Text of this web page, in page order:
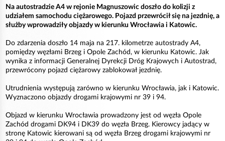
Na autostradzie A4 w rejonie Magnuszowic doszło do kolizji z
udziałem samochodu ciężarowego. Pojazd przewrócił się na jezdnię, a
służby wprowadziły objazdy w kierunku Wrocławia i Katowic.
Do zdarzenia doszło 14 maja na 217. kilometrze autostrady A4,
pomiędzy węzłami Brzeg i Opole Zachód, w kierunku Katowic. Jak
wynika z informacji Generalnej Dyrekcji Dróg Krajowych i Autostrad,
przewrócony pojazd ciężarowy zablokował jezdnię.
Utrudnienia występują zarówno w kierunku Wrocławia, jak i Katowic.
Wyznaczono objazdy drogami krajowymi nr 39 i 94.
Objazd w kierunku Wrocławia prowadzony jest od węzła Opole
Zachód drogami DK94 i DK39 do węzła Brzeg. Kierowcy jadący w
stronę Katowic kierowani są od węzła Brzeg drogami krajowymi nr